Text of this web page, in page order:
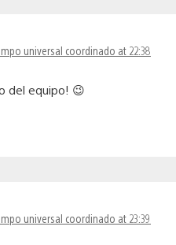
universal coordinado at 22:38
del equipo! 😉
universal coordinado at 23:39